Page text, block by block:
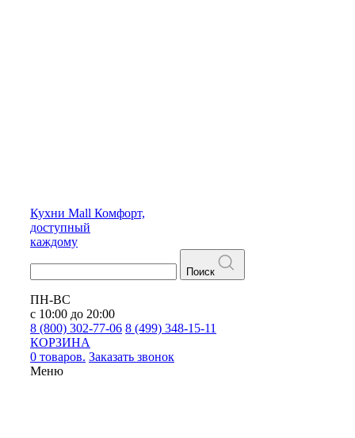
Кухни Mall Комфорт,
доступный
каждому
Поиск
ПН-ВС
с 10:00 до 20:00
8 (800) 302-77-06 8 (499) 348-15-11
КОРЗИНА
0 товаров. Заказать звонок
Меню